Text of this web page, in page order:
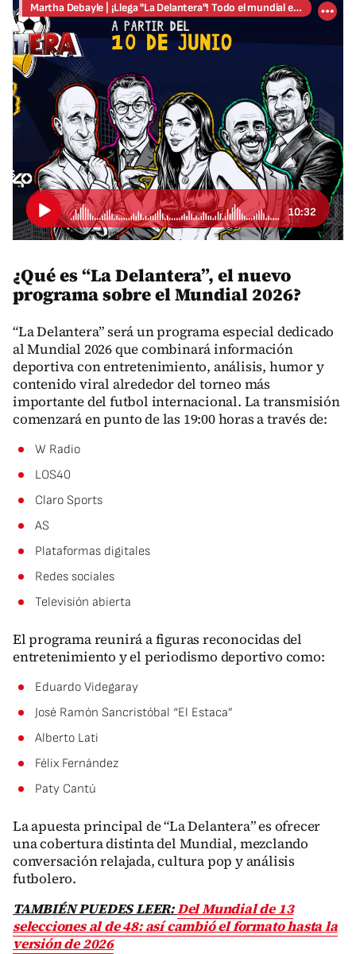
Martha Debayle | ¡Llega "La Delantera"! Todo el mundial en W Radio
10:32
¿Qué es “La Delantera”, el nuevo
programa sobre el Mundial 2026?
“La Delantera” será un programa especial dedicado
al Mundial 2026 que combinará información
deportiva con entretenimiento, análisis, humor y
contenido viral alrededor del torneo más
importante del futbol internacional. La transmisión
comenzará en punto de las 19:00 horas a través de:
W Radio
LOS40
Claro Sports
AS
Plataformas digitales
Redes sociales
Televisión abierta
El programa reunirá a figuras reconocidas del
entretenimiento y el periodismo deportivo como:
Eduardo Videgaray
José Ramón Sancristóbal “El Estaca”
Alberto Lati
Félix Fernández
Paty Cantú
La apuesta principal de “La Delantera” es ofrecer
una cobertura distinta del Mundial, mezclando
conversación relajada, cultura pop y análisis
futbolero.
TAMBIÉN PUEDES LEER:Del Mundial de 13
selecciones al de 48: así cambió el formato hasta la
versión de 2026